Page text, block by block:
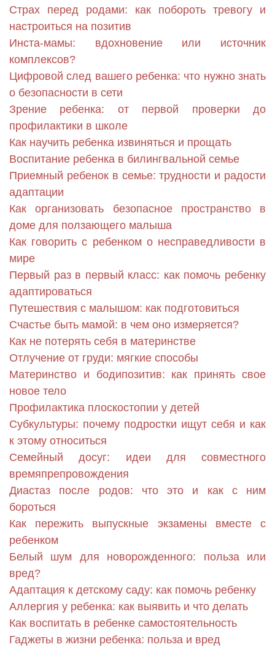
Страх перед родами: как побороть тревогу и
настроиться на позитив
Инста-мамы: вдохновение или источник
комплексов?
Цифровой след вашего ребенка: что нужно знать
о безопасности в сети
Зрение ребенка: от первой проверки до
профилактики в школе
Как научить ребенка извиняться и прощать
Воспитание ребенка в билингвальной семье
Приемный ребенок в семье: трудности и радости
адаптации
Как организовать безопасное пространство в
доме для ползающего малыша
Как говорить с ребенком о несправедливости в
мире
Первый раз в первый класс: как помочь ребенку
адаптироваться
Путешествия с малышом: как подготовиться
Счастье быть мамой: в чем оно измеряется?
Как не потерять себя в материнстве
Отлучение от груди: мягкие способы
Материнство и бодипозитив: как принять свое
новое тело
Профилактика плоскостопии у детей
Субкультуры: почему подростки ищут себя и как
к этому относиться
Семейный досуг: идеи для совместного
времяпрепровождения
Диастаз после родов: что это и как с ним
бороться
Как пережить выпускные экзамены вместе с
ребенком
Белый шум для новорожденного: польза или
вред?
Адаптация к детскому саду: как помочь ребенку
Аллергия у ребенка: как выявить и что делать
Как воспитать в ребенке самостоятельность
Гаджеты в жизни ребенка: польза и вред